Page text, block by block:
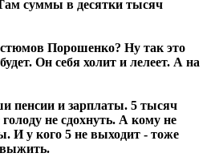
суммы в десятки тысяч
Порошенко? Ну так это
Он себя холит и лелеет. А на
пенсии и зарплаты. 5 тысяч
не сдохнуть. А кому не
И у кого 5 не выходит - тоже